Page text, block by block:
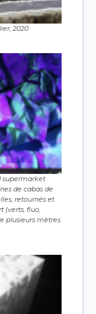
2020
supermarket
de cabas de
retournés et
(verts, fluo,
plusieurs mètres